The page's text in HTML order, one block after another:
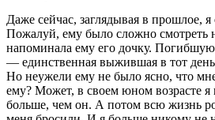
Даже сейчас, заглядывая в прошлое, я
Пожалуй, ему было сложно смотреть
напоминала ему его дочку.
— единственная выжившая в тот
Но неужели ему не было ясно, что
ему? Может, в своем юном возрасте я
больше, чем он. А потом всю жизнь